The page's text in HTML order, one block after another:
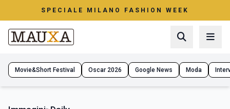
SPECIALE MILANO FASHION WEEK
Movie&Short Festival Oscar 2026 Google News Moda